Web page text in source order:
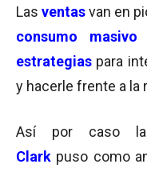
Lasventasvan en
consumo masivo
estrategias para
y hacerle frente a la
Así por caso la
Clark puso como